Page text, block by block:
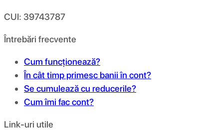
CUI: 39743787
Întrebări frecvente
Cum funcționează?
În cât timp primesc banii în cont?
Se cumulează cu reducerile?
Cum îmi fac cont?
Link-uri utile